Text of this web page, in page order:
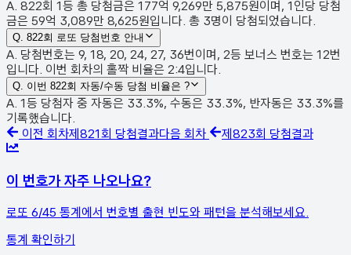
A. 822회 1등 총 당첨금은 177억 9,269만 5,875원이며, 1인당 당첨
금은 59억 3,089만 8,625원입니다. 총 3명이 당첨되었습니다.
Q. 822회 로또 당첨번호 안내
A. 당첨번호는 9, 18, 20, 24, 27, 36번이며, 2등 보너스 번호는 12번
입니다. 이번 회차의 홀짝 비율은 2:4입니다.
Q. 이번 822회 자동/수동 당첨 비율은 ?
A. 1등 당첨자 중 자동은 33.3%, 수동은 33.3%, 반자동은 33.3%를
기록했습니다.
이전 회차제 821회 당첨결과다음 회차 제 823회 당첨결과
이 번호가 자주 나오나요?
로또 6/45 통계에서 번호별 출현 빈도와 패턴을 분석해보세요.
통계 확인하기